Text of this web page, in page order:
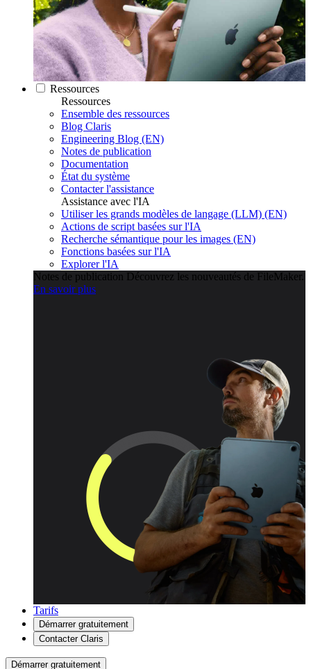
Ressources
Ressources
Ensemble des ressources
Blog Claris
Engineering Blog (EN)
Notes de publication
Documentation
État du système
Contacter l'assistance
Assistance avec l'IA
Utiliser les grands modèles de langage (LLM) (EN)
Actions de script basées sur l'IA
Recherche sémantique pour les images (EN)
Fonctions basées sur l'IA
Explorer l'IA
Notes de publication Découvrez les nouveautés de FileMaker.
En savoir plus
Tarifs
Démarrer gratuitement
Contacter Claris
Démarrer gratuitement